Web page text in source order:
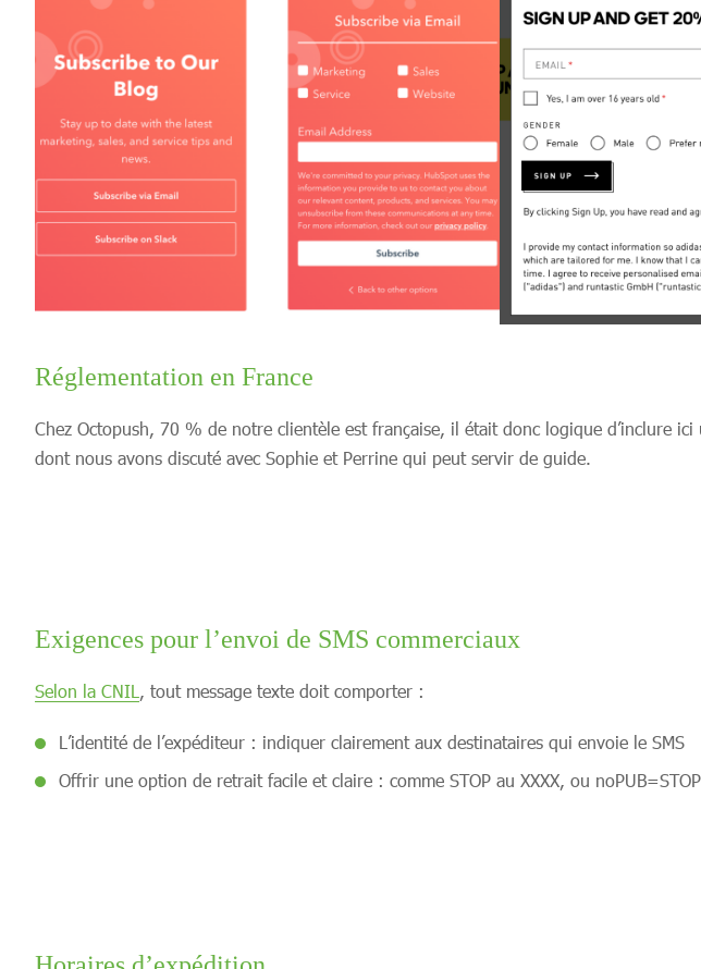
Réglementation en France
Chez Octopush, 70 % de notre clientèle est française, il était donc logique d’inclure
dont nous avons discuté avec Sophie et Perrine qui peut servir de guide.
Exigences pour l’envoi de SMS commerciaux
Selon la CNIL , tout message texte doit comporter :
L’identité de l’expéditeur : indiquer clairement aux destinataires qui envoie le SMS
Offrir une option de retrait facile et claire : comme STOP au XXXX, ou noPUB=STOP